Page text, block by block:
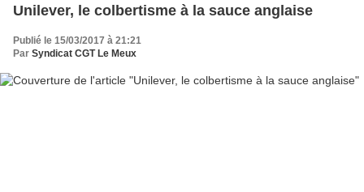
Unilever, le colbertisme à la sauce anglaise
Publié le 15/03/2017 à 21:21
Par Syndicat CGT Le Meux